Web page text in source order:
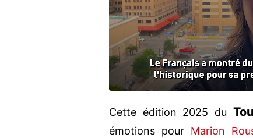
Cette édition 2025 du
émotions pour Marion